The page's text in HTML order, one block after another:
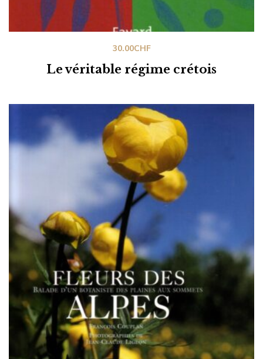
Le véritable régime crétois
30.00CHF